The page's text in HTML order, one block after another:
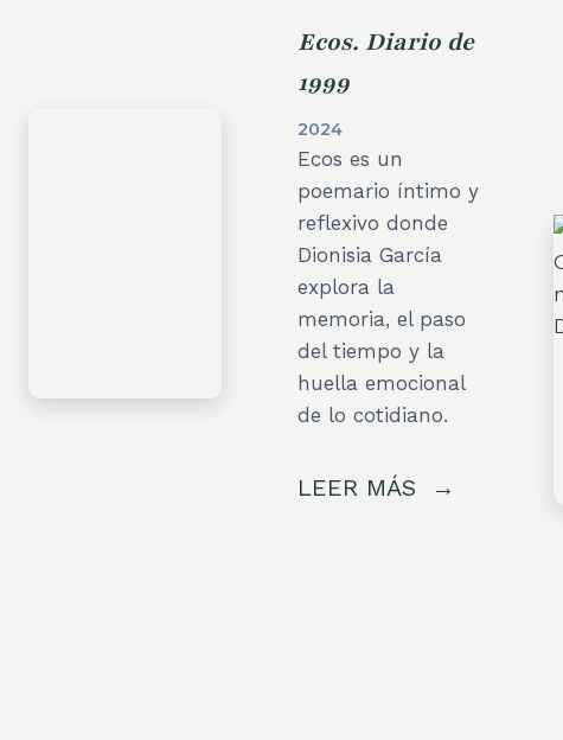
Ecos. Diario de
1999
2024
Ecos es un
poemario íntimo y
reflexivo donde
Dionisia García
explora la
memoria, el paso
del tiempo y la
huella emocional
de lo cotidiano.
LEER MÁS